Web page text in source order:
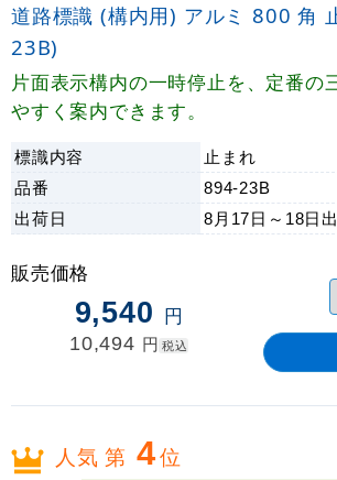
道路標識 (構内用) アルミ 800 角
23B)
片面表示構内の一時停止を、定番の
やすく案内できます。
標識内容
止まれ
品番
894-23B
出荷日 8月17日～18日
販売価格
9,540 円
10,494 円 税込
人気 第 4位